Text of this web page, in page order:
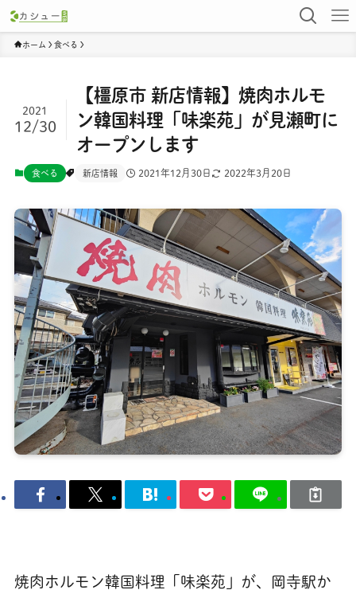
ホーム 食べる
【橿原市 新店情報】焼肉ホルモ
ン韓国料理「味楽苑」が見瀬町に
オープンします
2021
12/30
食べる 新店情報 2021年12月30日 2022年3月20日
焼肉ホルモン韓国料理「味楽苑」が、岡寺駅か